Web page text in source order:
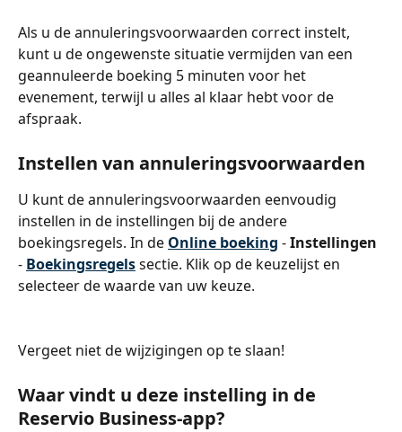
Als u de annuleringsvoorwaarden correct instelt,
kunt u de ongewenste situatie vermijden van een
geannuleerde boeking 5 minuten voor het
evenement, terwijl u alles al klaar hebt voor de
afspraak.
Instellen van annuleringsvoorwaarden
U kunt de annuleringsvoorwaarden eenvoudig
instellen in de instellingen bij de andere
boekingsregels. In de Online boeking - Instellingen
- Boekingsregels sectie. Klik op de keuzelijst en
selecteer de waarde van uw keuze.
Vergeet niet de wijzigingen op te slaan!
Waar vindt u deze instelling in de
Reservio Business-app?